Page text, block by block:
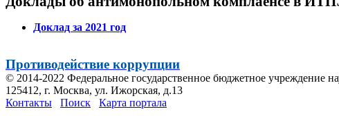
Доклад за 2021 год
Противодействие коррупции
© 2014-2022 Федеральное государственное бюджетное
125412, г. Москва, ул. Ижорская, д.13
Контакты
Поиск Карта портала